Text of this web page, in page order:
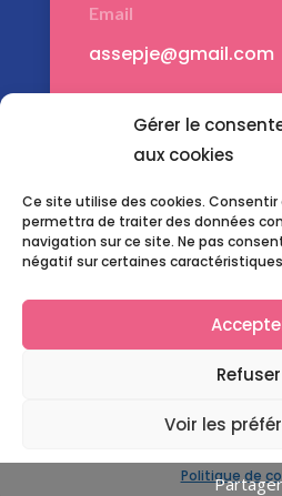
Gérer le
aux cookies
Ce site utilise des cookies.
permettra de traiter des données
navigation sur ce site. Ne pas
négatif sur certaines
Refuser
Voir les
Politique de
Email
assepje@gmail.com
Montauban – 82000
© 2024 ÊTRE PARENT UN JE